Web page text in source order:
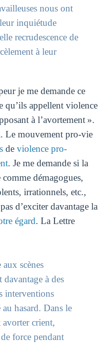
nous ont
inquiétude
recrudescence de
à leur
je me demande ce
qu’ils appellent violence
à l’avortement ».
Le mouvement pro-vie
de violence pro-
. Je me demande si la
démagogues,
irrationnels, etc.,
d’exciter davantage la
égard. La Lettre
scènes
davantage à des
interventions
au hasard. Dans le
avorter crient,
force pendant